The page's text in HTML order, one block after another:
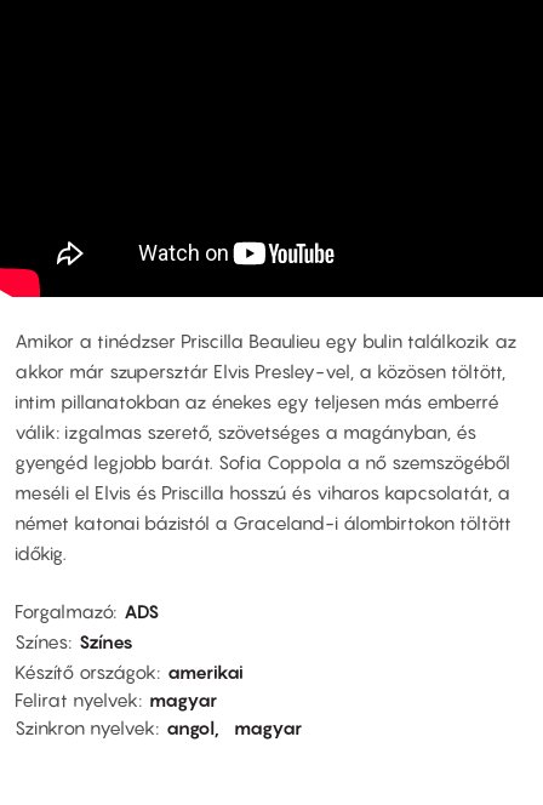
Amikor a tinédzser Priscilla Beaulieu egy bulin találkozik az
akkor már szupersztár Elvis Presley-vel, a közösen töltött,
intim pillanatokban az énekes egy teljesen más emberré
válik: izgalmas szerető, szövetséges a magányban, és
gyengéd legjobb barát. Sofia Coppola a nő szemszögéből
meséli el Elvis és Priscilla hosszú és viharos kapcsolatát, a
német katonai bázistól a Graceland-i álombirtokon töltött
időkig.
Forgalmazó
ADS
Színes Színes
Készítő országok
amerikai
Felirat nyelvek
magyar
Szinkron nyelvek
angol magyar